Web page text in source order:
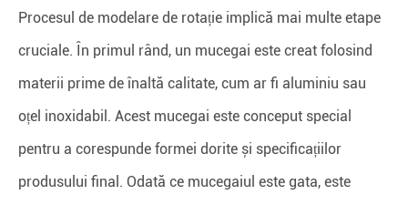
Procesul de modelare de rotație implică mai multe etape
cruciale. În primul rând, un mucegai este creat folosind
materii prime de înaltă calitate, cum ar fi aluminiu sau
oțel inoxidabil. Acest mucegai este conceput special
pentru a corespunde formei dorite și specificațiilor
produsului final. Odată ce mucegaiul este gata, este